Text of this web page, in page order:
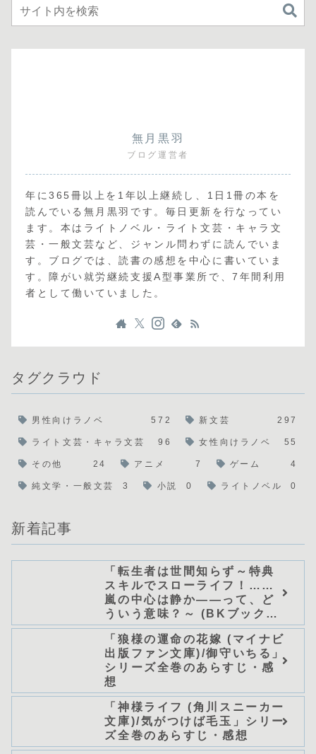
無月黒羽
ブログ運営者
年に365冊以上を1年以上継続し、1日1冊の本を
読んでいる無月黒羽です。毎日更新を行なってい
ます。本はライトノベル・ライト文芸・キャラ文
芸・一般文芸など、ジャンル問わずに読んでいま
す。ブログでは、読書の感想を中心に書いていま
す。障がい就労継続支援A型事業所で、7年間利用
者として働いていました。
タグクラウド
男性向けラノベ 572 新文芸 297
ライト文芸・キャラ文芸 96 女性向けラノベ 55
その他 24 アニメ 7 ゲーム 4
純文学・一般文芸 3 小説 0 ライトノベル 0
新着記事
「転生者は世間知らず～特典
スキルでスローライフ！……
嵐の中心は静か――って、ど
ういう意味？～ (BKブック
ス)/唖鳴蝉」シリーズ全巻のあ
らすじ・感想
「狼様の運命の花嫁 (マイナビ
出版ファン文庫)/御守いちる」
シリーズ全巻のあらすじ・感
想
「神様ライフ (角川スニーカー
文庫)/気がつけば毛玉」シリー
ズ全巻のあらすじ・感想